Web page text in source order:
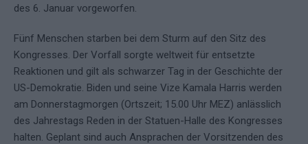
des 6. Januar vorgeworfen.
Fünf Menschen starben bei dem Sturm auf den Sitz des
Kongresses. Der Vorfall sorgte weltweit für entsetzte
Reaktionen und gilt als schwarzer Tag in der Geschichte der
US-Demokratie. Biden und seine Vize Kamala Harris werden
am Donnerstagmorgen (Ortszeit; 15.00 Uhr MEZ) anlässlich
des Jahrestags Reden in der Statuen-Halle des Kongresses
halten. Geplant sind auch Ansprachen der Vorsitzenden des